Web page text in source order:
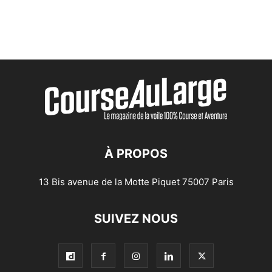
À PROPOS
13 Bis avenue de la Motte Piquet 75007 Paris
SUIVEZ NOUS